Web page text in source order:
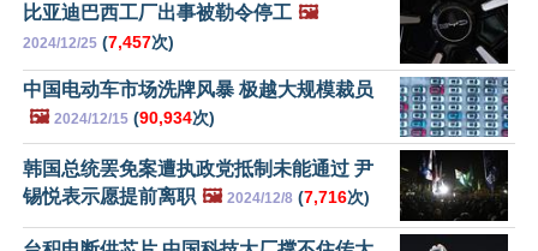
比亚迪巴西工厂出事被勒令停工 🖼️
2024/12/25 (7,457次)
中国电动车市场洗牌风暴 极越大规模裁员
🖼️ 2024/12/15 (90,934次)
韩国总统罢免案遭执政党抵制未能通过 尹
锡悦表示愿提前离职 🖼️ 2024/12/8 (7,716次)